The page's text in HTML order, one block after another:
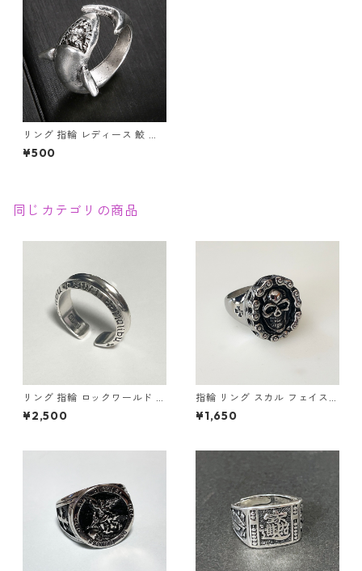
リング 指輪 レディース 鮫 ジ
ョーズ 鮫の歯 アンティーク サ
メ ヴィンテージ調 アンティー
¥500
同じカテゴリの商品
リング 指輪 ロックワールド パ
ンク ロック レタリング 鏡面
ユニセックス
¥2,500
指輪 リング スカル フェイスチ
ェーン ドクロ 髑髏 パンク ロ
ック クロス メンズアクセサリ
¥1,650